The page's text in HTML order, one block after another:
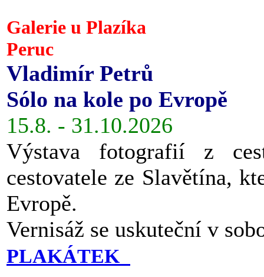
Galerie u Plazíka
Peruc
Vladimír Petrů
Sólo na kole po Evropě
15.8. - 31.10.2026
Výstava fotografií z
cestovatele ze Slavětína,
Evropě.
Vernisáž se uskuteční v
PLAKÁTEK